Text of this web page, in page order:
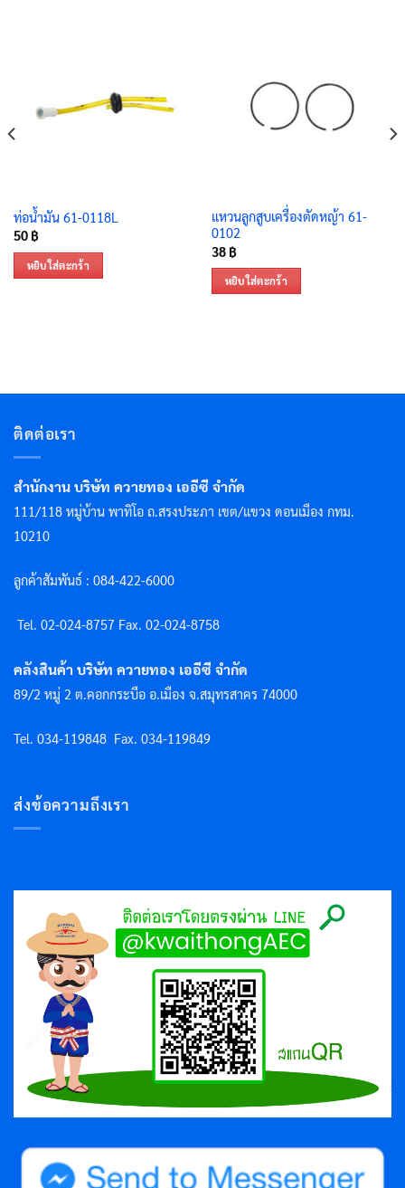
ท่อน้ำมัน 61-0118L
50 ฿
หยิบใส่ตะกร้า
แหวนลูกสูบเครื่องตัดหญ้า 61-
0102
38 ฿
หยิบใส่ตะกร้า
ติดต่อเรา
สำนักงาน บริษัท ควายทอง เออีซี จำกัด
111/118 หมู่บ้าน พาทิโอ ถ.สรงประภา เขต/แขวง ดอนเมือง กทม.
10210
ลูกค้าสัมพันธ์ : 084-422-6000
Tel. 02-024-8757 Fax. 02-024-8758
คลังสินค้า บริษัท ควายทอง เออีซี จำกัด
89/2 หมู่ 2 ต.คอกกระบือ อ.เมือง จ.สมุทรสาคร 74000
Tel. 034-119848 Fax. 034-119849
ส่งข้อความถึงเรา